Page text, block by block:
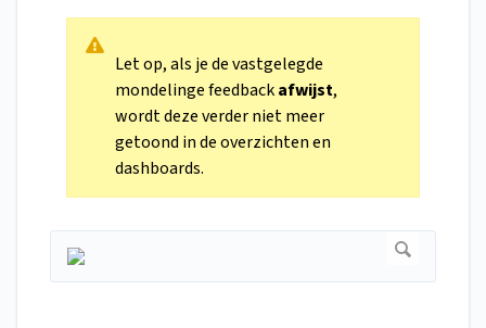
Let op, als je de vastgelegde
mondelinge feedbackafwijst,
wordt deze verder niet meer
getoond in de overzichten en
dashboards.